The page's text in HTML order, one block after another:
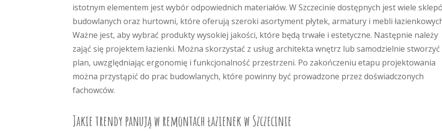
istotnym elementem jest wybór odpowiednich materiałów. W Szczecinie dostępnych jest wiele
budowlanych oraz hurtowni, które oferują szeroki asortyment płytek, armatury i mebli
Ważne jest, aby wybrać produkty wysokiej jakości, które będą trwałe i estetyczne. Następnie należy
zająć się projektem łazienki. Można skorzystać z usług architekta wnętrz lub samodzielnie stworzyć
plan, uwzględniając ergonomię i funkcjonalność przestrzeni. Po zakończeniu etapu projektowania
można przystąpić do prac budowlanych, które powinny być prowadzone przez doświadczonych
fachowców.
Jakie trendy panują w remontach łazienek w Szczecinie